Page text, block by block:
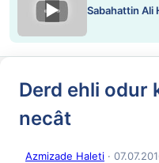
▶ Sabahattin Ali
Derd ehli odur
necât
Azmizade Haleti ·